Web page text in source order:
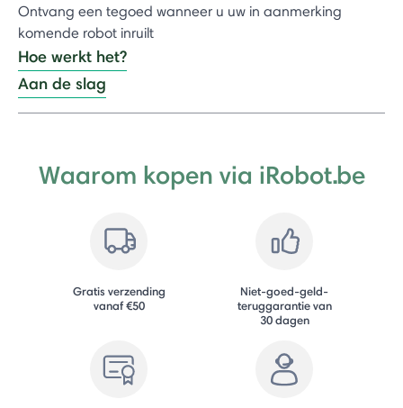
Ontvang een tegoed wanneer u uw in aanmerking
komende robot inruilt
Hoe werkt het?
Aan de slag
Waarom kopen via iRobot.be
Gratis verzending
vanaf €50
Niet-goed-geld-
teruggarantie van
30 dagen